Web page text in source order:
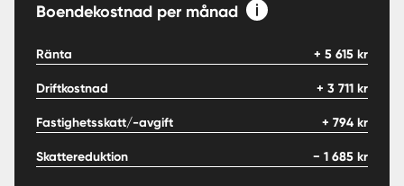
Boendekostnad per månad
Ränta + 5 615 kr
Driftkostnad + 3 711 kr
Fastighetsskatt/-avgift + 794 kr
Skattereduktion − 1 685 kr